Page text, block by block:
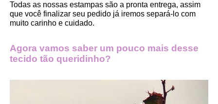
Todas as nossas estampas são a pronta entrega, assim
que você finalizar seu pedido já iremos separá-lo com
muito carinho e cuidado.
Agora vamos saber um pouco mais desse
tecido tão queridinho?